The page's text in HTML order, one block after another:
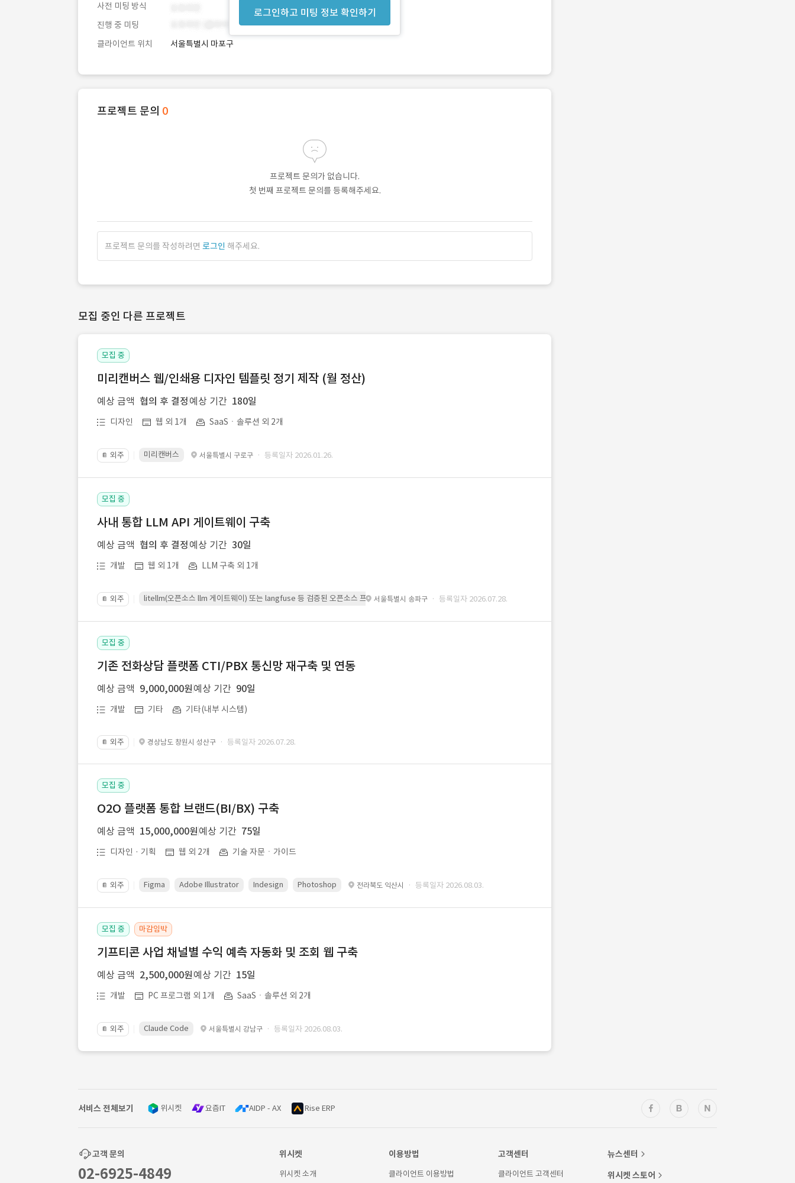
로그인하고 미팅 정보 확인하기
사전 미팅 방식
진행 중 미팅
클라이언트 위치
서울특별시 마포구
프로젝트 문의 0
프로젝트 문의가 없습니다.
첫 번째 프로젝트 문의를 등록해주세요.
프로젝트 문의를 작성하려면 로그인 해주세요.
모집 중인 다른 프로젝트
모집 중
미리캔버스 웹/인쇄용 디자인 템플릿 정기 제작 (월 정산)
예상 금액 협의 후 결정 예상 기간 180일
디자인 웹 외 1개 SaaSㆍ솔루션 외 2개
📔 외주 미리캔버스 서울특별시 구로구 · 등록일자 2026.01.26.
모집 중
사내 통합 LLM API 게이트웨이 구축
예상 금액 협의 후 결정 예상 기간 30일
개발 웹 외 1개 LLM 구축 외 1개
📔 외주 litellm(오픈소스 llm 게이트웨이) 또는 langfuse 등 검증된 오픈소스 프레임워크를 기반으로 시스템을 구축
서울특별시 송파구 · 등록일자 2026.07.28.
모집 중
기존 전화상담 플랫폼 CTI/PBX 통신망 재구축 및 연동
예상 금액 9,000,000원 예상 기간 90일
개발 기타 기타(내부 시스템)
📔 외주 경상남도 창원시 성산구 · 등록일자 2026.07.28.
모집 중
O2O 플랫폼 통합 브랜드(BI/BX) 구축
예상 금액 15,000,000원 예상 기간 75일
디자인 · 기획 웹 외 2개 기술 자문ㆍ가이드
📔 외주 Figma Adobe Illustrator Indesign Photoshop 전라북도 익산시 · 등록일자 2026.08.03.
모집 중 마감임박
기프티콘 사업 채널별 수익 예측 자동화 및 조회 웹 구축
예상 금액 2,500,000원 예상 기간 15일
개발 PC 프로그램 외 1개 SaaSㆍ솔루션 외 2개
📔 외주 Claude Code 서울특별시 강남구 · 등록일자 2026.08.03.
서비스 전체보기 위시켓 요즘IT AIDP - AX Rise ERP
고객 문의
02-6925-4849
위시켓
위시켓 소개
이용방법
클라이언트 이용방법
고객센터
클라이언트 고객센터
뉴스센터
위시켓 스토어